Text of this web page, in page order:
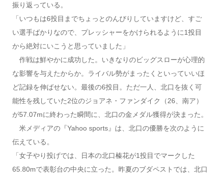
振り返っている。
「いつもは6投目までちょっとのんびりしていますけど、すご
い選手ばかりなので、プレッシャーをかけられるように1投目
から絶対にいこうと思っていました」
作戦は鮮やかに成功した。いきなりのビッグスローが心理的
な影響を与えたからか。ライバル勢がまったくといっていいほ
ど記録を伸ばせない。最後の6投目。ただ一人、北口を抜く可
能性を残していた2位のジョアネ・ファンダイク（26、南ア）
が57.07mに終わった瞬間に、北口の金メダル獲得が決まった。
米メディアの『Yahoo sports』は、北口の優勝を次のように
伝えている。
「女子やり投げでは、日本の北口榛花が1投目でマークした
65.80mで表彰台の中央に立った。昨夏のブダペストでは、北口